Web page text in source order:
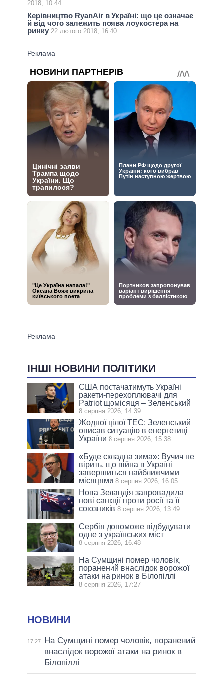
2018, 10:44
Керівництво RyanAir в Україні: що це означає
й від чого залежить поява лоукостера на
ринку 22 лютого 2018, 16:40
ІНШІ НОВИНИ ПОЛІТИКИ
США постачатимуть Україні
ракети-перехоплювачі для
Patriot щомісяця – Зеленський
8 серпня 2026, 14:39
Жодної цілої ТЕС: Зеленський
описав ситуацію в енергетиці
України 8 серпня 2026, 15:38
«Буде складна зима»: Вучич не
вірить, що війна в Україні
завершиться найближчими
місяцями 8 серпня 2026, 16:05
Нова Зеландія запровадила
нові санкції проти росії та її
союзників 8 серпня 2026, 13:49
Сербія допоможе відбудувати
одне з українських міст
8 серпня 2026, 16:48
На Сумщині помер чоловік,
поранений внаслідок ворожої
атаки на ринок в Білопіллі
8 серпня 2026, 17:27
НОВИНИ
17:27
На Сумщині помер чоловік, поранений
внаслідок ворожої атаки на ринок в
Білопіллі